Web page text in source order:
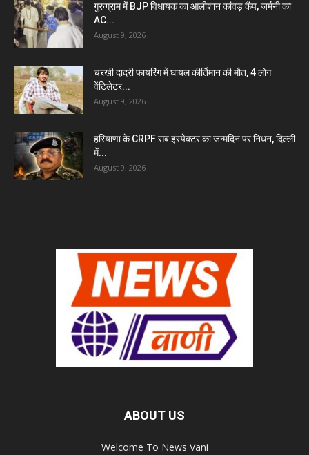
गुरुग्राम में BJP विधायक का आलीशान कांवड़ कैंप, जर्मनी का
AC...
August 9, 2026
चरखी दादरी फायरिंग में घायल कीर्तिमान की मौत, 4 लोग
वेंटिलेटर...
August 9, 2026
हरियाणा के CRPF सब इंस्पेक्टर का जन्मदिन पर निधन, दिल्ली
में...
August 9, 2026
ABOUT US
Welcome To News Vani